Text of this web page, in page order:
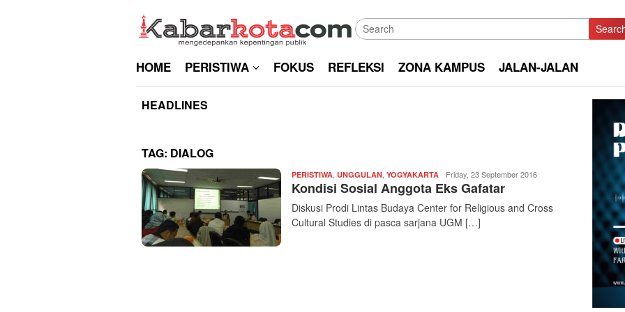
HOME PERISTIWA FOKUS REFLEKSI ZONA KAMPUS JALAN-JALAN
HEADLINES
TAG: DIALOG
PERISTIWA UNGGULAN YOGYAKARTA Nisa
Friday, 23 September 2016
Kondisi Sosial Anggota Eks Gafatar
Diskusi Prodi Lintas Budaya Center for Religious and Cross
Cultural Studies di pasca sarjana UGM […]